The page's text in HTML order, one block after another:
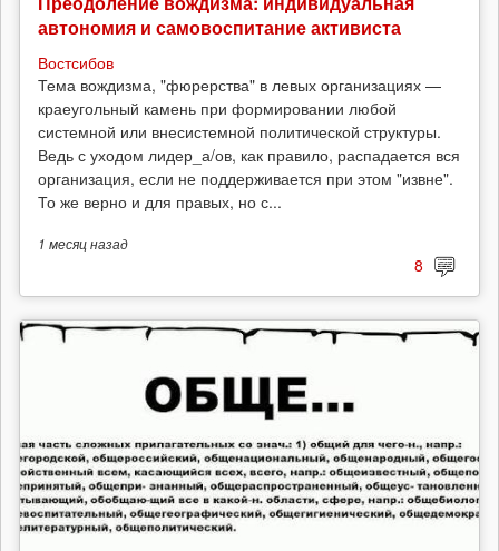
автономия и самовоспитание активиста
Востсибов
Тема вождизма, "фюрерства" в левых организациях —
краеугольный камень при формировании любой
системной или внесистемной политической структуры.
Ведь с уходом лидер_а/ов, как правило, распадается вся
организация, если не поддерживается при этом "извне".
То же верно и для правых, но с...
1 месяцназад
8